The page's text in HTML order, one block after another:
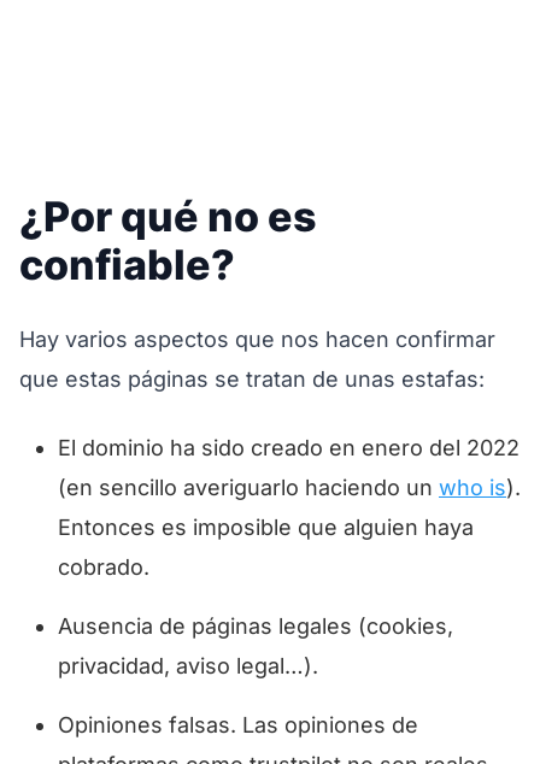
¿Por qué no es
confiable?
Hay varios aspectos que nos hacen confirmar
que estas páginas se tratan de unas estafas:
El dominio ha sido creado en enero del 2022
(en sencillo averiguarlo haciendo un who is).
Entonces es imposible que alguien haya
cobrado.
Ausencia de páginas legales (cookies,
privacidad, aviso legal…).
Opiniones falsas. Las opiniones de